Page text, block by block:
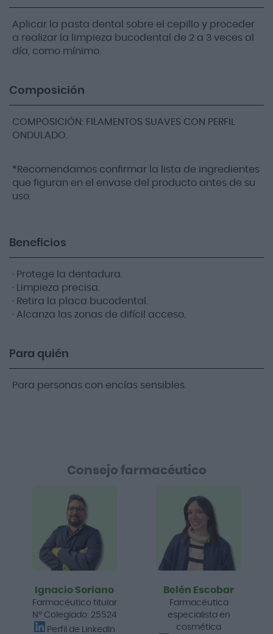
Aplicar la pasta dental sobre el cepillo y proceder
a realizar la limpieza bucodental de 2 a 3 veces al
día, como mínimo.
Composición
COMPOSICIÓN: FILAMENTOS SUAVES CON PERFIL
ONDULADO.
*Recomendamos confirmar la lista de ingredientes
que figuran en el envase del producto antes de su
uso.
Beneficios
· Protege la dentadura.
· Limpieza precisa.
· Retira la placa bucodental.
· Alcanza las zonas de difícil acceso.
Para quién
Para personas con encías sensibles.
Consejo farmacéutico
Ignacio Soriano
Farmacéutico titular
Nº Colegiado: 25524
Perfil de LinkedIn
Belén Escobar
Farmacéutica
especialista en
cosmética